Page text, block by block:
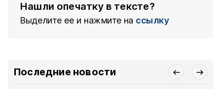
Нашли опечатку в тексте?
Выделите ее и нажмите на ссылку
Последние новости